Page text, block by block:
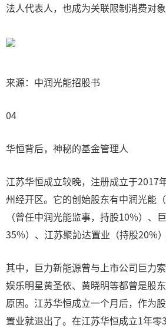
法人代表人，也成为关联限制消费对象
来源：中润光能招股书
04
华恒背后，神秘的基金管理人
江苏华恒成立较晚，注册成立于2017
州经开区。它的创始股东有中润光能
（曾任中润光能监事，持股10%）、
35%）、江苏聚訫达置业（持股20%）
其中，巨力新能源曾与上市公司巨力
娱乐明星黄圣依、黄晓明等都曾是股
原因。江苏华恒成立一个月后，作为
置业就退出了。在江苏华恒成立1年